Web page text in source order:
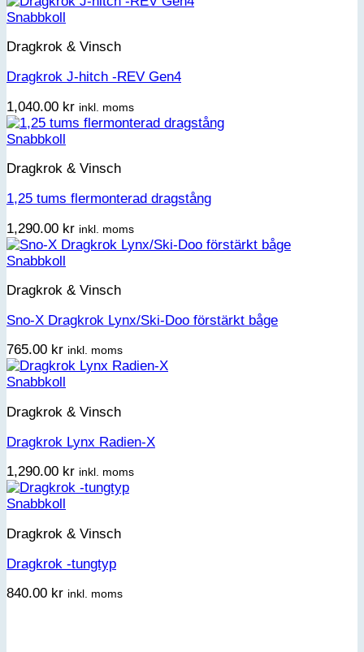
Snabbkoll
Dragkrok & Vinsch
Dragkrok J-hitch -REV Gen4
1,040.00 kr inkl. moms
Snabbkoll
Dragkrok & Vinsch
1,25 tums flermonterad dragstång
1,290.00 kr inkl. moms
Snabbkoll
Dragkrok & Vinsch
Sno-X Dragkrok Lynx/Ski-Doo förstärkt båge
765.00 kr inkl. moms
Snabbkoll
Dragkrok & Vinsch
Dragkrok Lynx Radien-X
1,290.00 kr inkl. moms
Snabbkoll
Dragkrok & Vinsch
Dragkrok -tungtyp
840.00 kr inkl. moms